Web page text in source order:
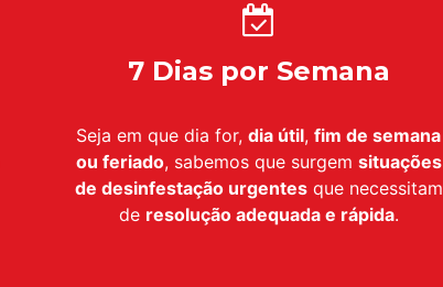
7 Dias por Semana
Seja em que dia for, dia útil, fim de semana
ou feriado, sabemos que surgem situações
de desinfestação urgentesque necessitam
de resolução adequada e rápida.